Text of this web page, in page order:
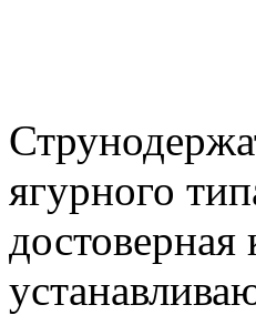
ягурного
достоверная